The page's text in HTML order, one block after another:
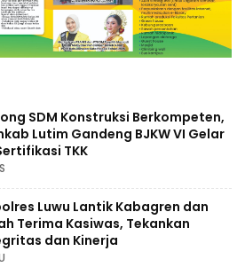
SDM Konstruksi Berkompeten,
Lutim Gandeng BJKW VI Gelar
TKK
Luwu Lantik Kabagren dan
Terima Kasiwas, Tekankan
dan Kinerja